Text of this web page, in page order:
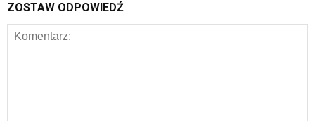
ZOSTAW ODPOWIEDŹ